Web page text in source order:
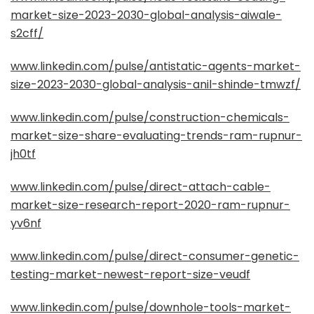
market-size-2023-2030-global-analysis-aiwale-
s2cff/
www.linkedin.com/pulse/antistatic-agents-market-
size-2023-2030-global-analysis-anil-shinde-tmwzf/
www.linkedin.com/pulse/construction-chemicals-
market-size-share-evaluating-trends-ram-rupnur-
jh0tf
www.linkedin.com/pulse/direct-attach-cable-
market-size-research-report-2020-ram-rupnur-
yv6nf
www.linkedin.com/pulse/direct-consumer-genetic-
testing-market-newest-report-size-veudf
www.linkedin.com/pulse/downhole-tools-market-